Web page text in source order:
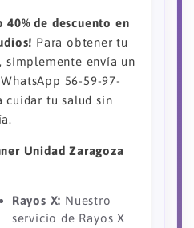
40% de descuento en
Para obtener tu
simplemente envía un
56-59-97-
cuidar tu salud sin
Unidad Zaragoza
Rayos X: Nuestro
servicio de Rayos X